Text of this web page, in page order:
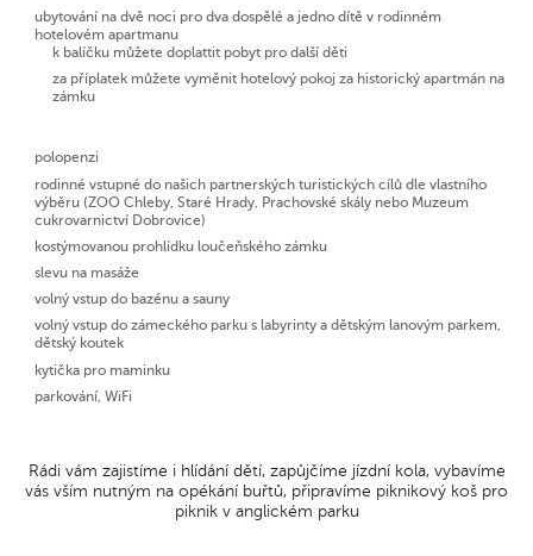
ubytování na dvě noci pro dva dospělé a jedno dítě v rodinném
hotelovém apartmanu
k balíčku můžete doplattit pobyt pro další děti
za příplatek můžete vyměnit hotelový pokoj za historický apartmán na
zámku
polopenzi
rodinné vstupné do našich partnerských turistických cílů dle vlastního
výběru (ZOO Chleby, Staré Hrady, Prachovské skály nebo Muzeum
cukrovarnictví Dobrovice)
kostýmovanou prohlídku loučeňského zámku
slevu na masáže
volný vstup do bazénu a sauny
volný vstup do zámeckého parku s labyrinty a dětským lanovým parkem,
dětský koutek
kytička pro maminku
parkování, WiFi
Rádi vám zajistíme i hlídání dětí, zapůjčíme jízdní kola, vybavíme
vás vším nutným na opékání buřtů, připravíme piknikový koš pro
piknik v anglickém parku